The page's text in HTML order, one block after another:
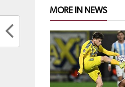
MORE IN NEWS